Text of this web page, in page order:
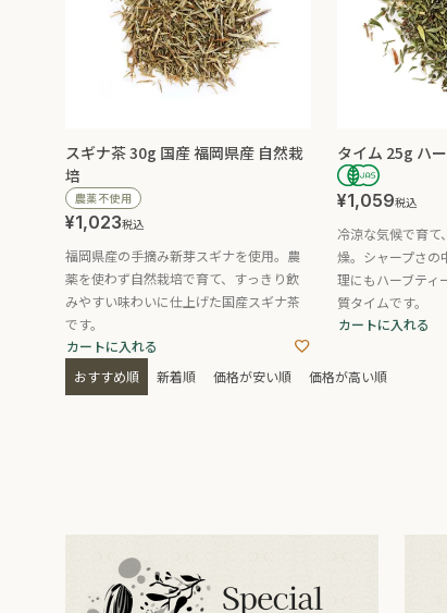
スギナ茶 30g 国産 福岡県産 自然栽
培
農薬不使用
¥1,023税込
福岡県産の手摘み新芽スギナを使用。農
薬を使わず自然栽培で育て、すっきり飲
みやすい味わいに仕上げた国産スギナ茶
です。
カートに入れる
タイム 25g ハ
¥1,059税込
冷涼な気候で育て
燥。シャープさの
理にもハーブティ
質タイムです。
カートに入れる
おすすめ順
新着順 価格が安い順 価格が高い順